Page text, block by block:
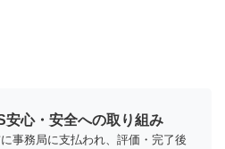
安心・安全への取り組み
事務局に支払われ、評価・完了後